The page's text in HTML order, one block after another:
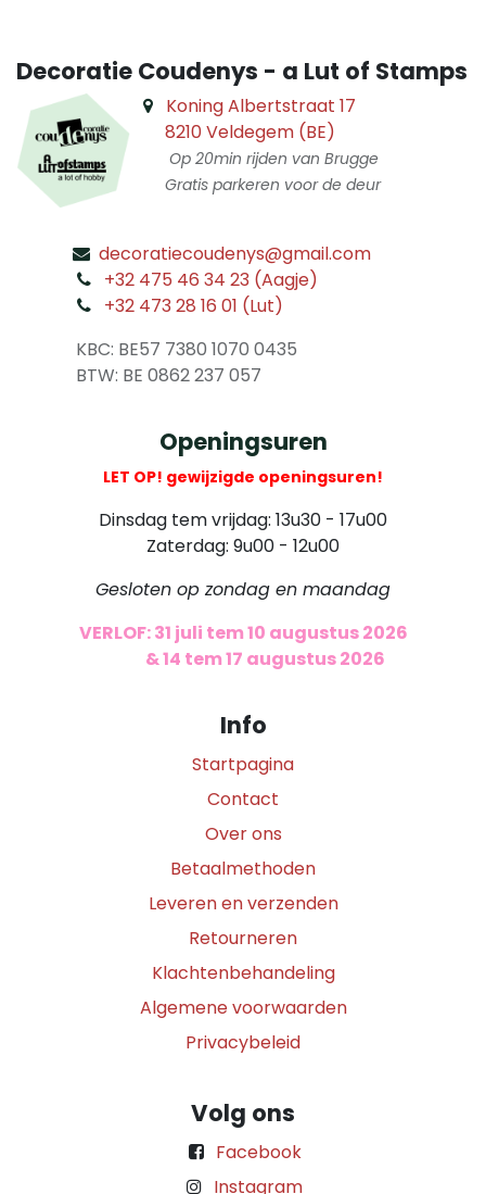
Decoratie Coudenys - a Lut of Stamps
Koning Albertstraat 17
8210 Veldegem (BE)
Op 20min rijden van Brugge
Gratis parkeren voor de deur
decoratiecoudenys@gmail.com
+32 475 46 34 23 (Aagje)
+32 473 28 16 01 (Lut)
KBC: BE57 7380 1070 0435
​ BTW: BE 0862 237 057
Openingsuren
LET OP! gewijzigde openingsuren!
Dinsdag tem vrijdag: 13u30 - 17u00
Zaterdag: 9u00 - 12u00
Gesloten op zondag en maandag
VERLOF: 31 juli tem 10 augustus 2026
& 14 tem 17 augustus 2026
Info
Startpagina
Contact
Over ons
Betaalmethoden
Leveren en verzenden
Retourneren
Klachtenbehandeling
Algemene voorwaarden
Privacybeleid
Volg ons
Facebook
Instagram